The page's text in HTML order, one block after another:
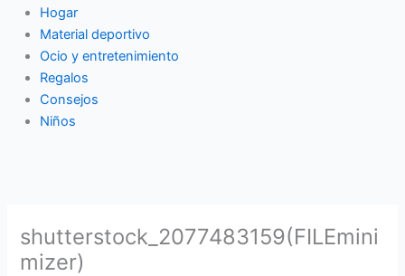
Hogar
Material deportivo
Ocio y entretenimiento
Regalos
Consejos
Niños
shutterstock_2077483159(FILEmini
mizer)